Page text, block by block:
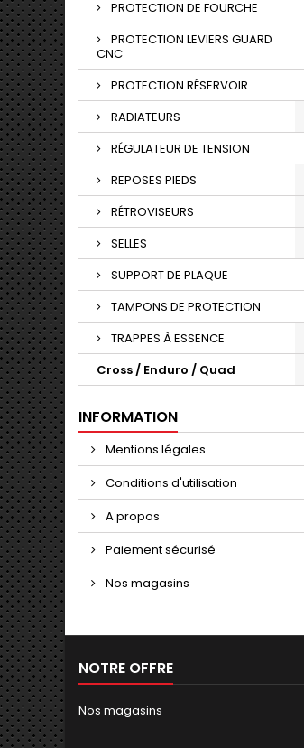
PROTECTION DE FOURCHE
PROTECTION LEVIERS GUARD
CNC
PROTECTION RÉSERVOIR
RADIATEURS
RÉGULATEUR DE TENSION
REPOSES PIEDS
RÉTROVISEURS
SELLES
SUPPORT DE PLAQUE
TAMPONS DE PROTECTION
TRAPPES À ESSENCE
Cross / Enduro / Quad
INFORMATION
Mentions légales
Conditions d'utilisation
A propos
Paiement sécurisé
Nos magasins
NOTRE OFFRE
Nos magasins